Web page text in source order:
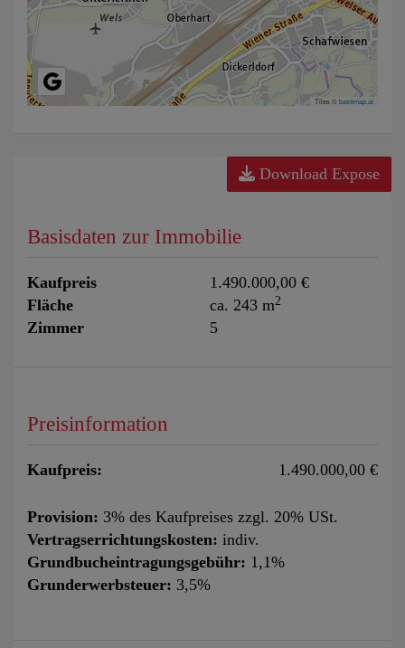
Tiles ©basemap.at
Download Expose
Basisdaten zur Immobilie
Kaufpreis
1.490.000,00 €
Fläche
ca. 243 m2
Zimmer 5
Preisinformation
Kaufpreis: 1.490.000,00 €
Provision: 3% des Kaufpreises zzgl. 20% USt.
Vertragserrichtungskosten: indiv.
Grundbucheintragungsgebühr: 1,1%
Grunderwerbsteuer: 3,5%